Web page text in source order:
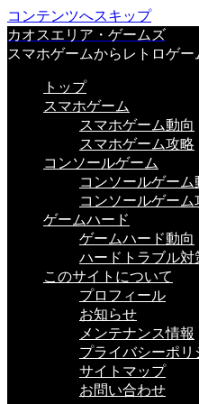
コンテンツへスキップ
カオスエリア・ゲームズ
スマホゲームからレトロゲ
トップ
スマホゲーム
スマホゲーム動向
スマホゲーム攻略
コンソールゲーム
コンソールゲーム
コンソールゲーム
ゲームハード
ゲームハード動向
ハードトラブル対
このサイトについて
プロフィール
お知らせ
メンテナンス情報
プライバシーポリ
サイトマップ
お問い合わせ